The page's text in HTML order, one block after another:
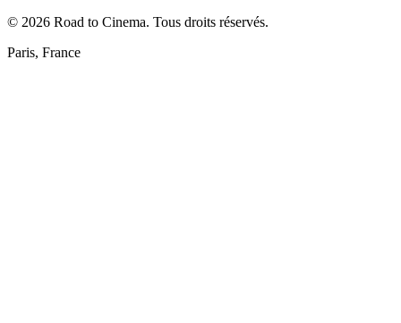
© 2026 Road to Cinema. Tous droits réservés.
Paris, France